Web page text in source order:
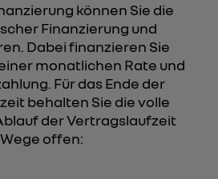
können Sie die
Finanzierung und
Dabei finanzieren Sie
monatlichen Rate und
Für das Ende der
behalten Sie die volle
der Vertragslaufzeit
offen: